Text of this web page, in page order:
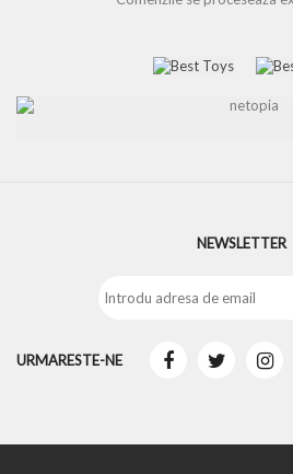
NEWSLETTER
URMARESTE-NE